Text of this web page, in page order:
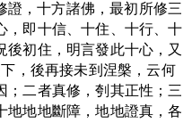
證，十方諸佛，最初所修三
，即十信、十住、十行、十
初住，明言發此十心，又
，後再接未到涅槃，云何
；二者真修，刳其正性；三
地地地斷障，地地證真，各